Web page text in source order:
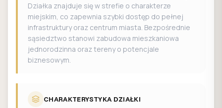
Działka znajduje się w strefie o charakterze
miejskim, co zapewnia szybki dostęp do pełnej
infrastruktury oraz centrum miasta. Bezpośrednie
sąsiedztwo stanowi zabudowa mieszkaniowa
jednorodzinna oraz tereny o potencjale
biznesowym.
CHARAKTERYSTYKA DZIAŁKI